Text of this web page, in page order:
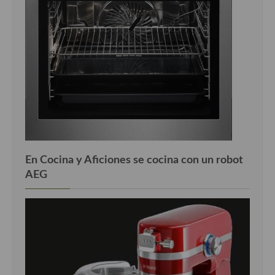
Cocina Andaluza
Cocina Aragonesa
Cocina Asturiana
Cocina Balear
Cocina Canaria
Cocina Castilla – La Mancha
Cocina Madrileña
En Cocina y Aficiones se cocina con un robot
AEG